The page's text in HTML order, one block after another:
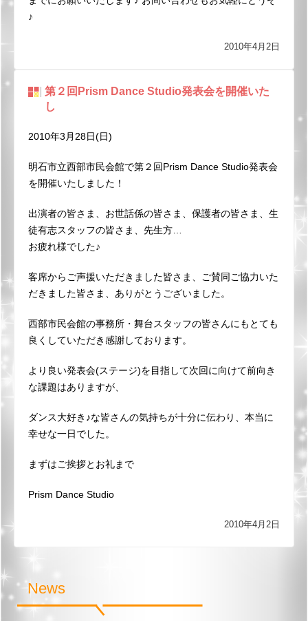
♪
2010年4月2日
第２回Prism Dance Studio発表会を開催いた
し
2010年3月28日(日)
明石市立西部市民会館で第２回Prism Dance Studio発表会
を開催いたしました！
出演者の皆さま、お世話係の皆さま、保護者の皆さま、生
徒有志スタッフの皆さま、先生方…
お疲れ様でした♪
客席からご声援いただきました皆さま、ご賛同ご協力いた
だきました皆さま、ありがとうございました。
西部市民会館の事務所・舞台スタッフの皆さんにもとても
良くしていただき感謝しております。
より良い発表会(ステージ)を目指して次回に向けて前向き
な課題はありますが、
ダンス大好き♪な皆さんの気持ちが十分に伝わり、本当に
幸せな一日でした。
まずはご挨拶とお礼まで
Prism Dance Studio
2010年4月2日
News